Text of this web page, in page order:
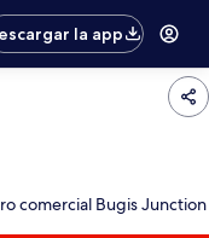
la app
comercial Bugis Junction